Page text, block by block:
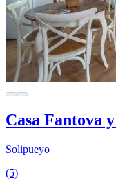
Casa Fantova
Solipueyo
(5)